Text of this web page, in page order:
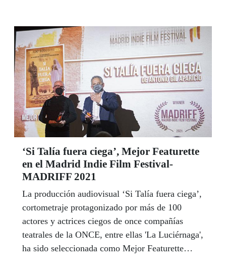
‘Si Talía fuera ciega’, Mejor Featurette
en el Madrid Indie Film Festival-
MADRIFF 2021
La producción audiovisual ‘Si Talía fuera ciega’,
cortometraje protagonizado por más de 100
actores y actrices ciegos de once compañías
teatrales de la ONCE, entre ellas 'La Luciérnaga',
ha sido seleccionada como Mejor Featurette